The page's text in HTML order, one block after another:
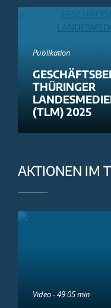
Publikation
THÜRINGER
(TLM) 2025
AKTIONEN IM
Video - 49:05 min